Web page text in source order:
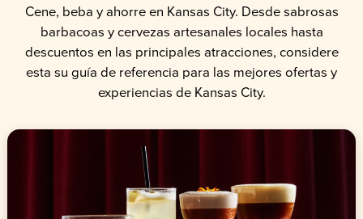
Cene, beba y ahorre en Kansas City. Desde sabrosas
barbacoas y cervezas artesanales locales hasta
descuentos en las principales atracciones, considere
esta su guía de referencia para las mejores ofertas y
experiencias de Kansas City.